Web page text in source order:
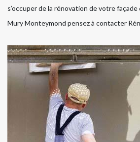
s’occuper de la rénovation de votre façade
Mury Monteymond pensez à contacter